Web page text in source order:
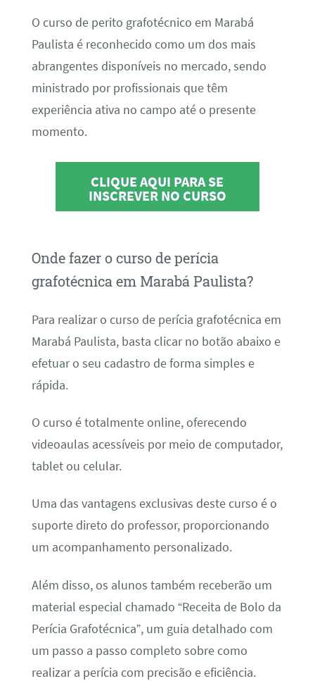
O curso de perito grafotécnico em Marabá
Paulista é reconhecido como um dos mais
abrangentes disponíveis no mercado, sendo
ministrado por profissionais que têm
experiência ativa no campo até o presente
momento.
CLIQUE AQUI PARA SE
INSCREVER NO CURSO
Onde fazer o curso de perícia
grafotécnica em Marabá Paulista?
Para realizar o curso de perícia grafotécnica em
Marabá Paulista, basta clicar no botão abaixo e
efetuar o seu cadastro de forma simples e
rápida.
O curso é totalmente online, oferecendo
videoaulas acessíveis por meio de computador,
tablet ou celular.
Uma das vantagens exclusivas deste curso é o
suporte direto do professor, proporcionando
um acompanhamento personalizado.
Além disso, os alunos também receberão um
material especial chamado “Receita de Bolo da
Perícia Grafotécnica”, um guia detalhado com
um passo a passo completo sobre como
realizar a perícia com precisão e eficiência.